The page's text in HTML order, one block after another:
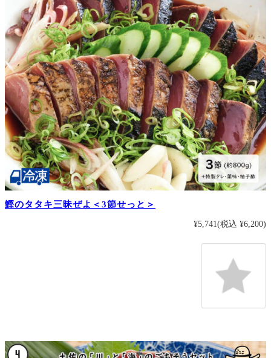
鰹のタタキ三昧ぜよ＜3節せっと＞
¥5,741(税込 ¥6,200)